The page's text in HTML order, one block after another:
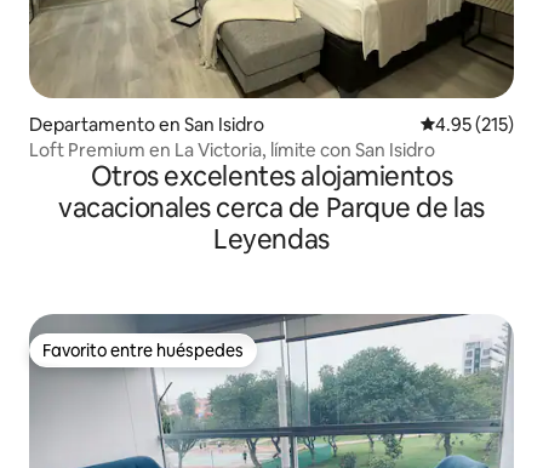
Departamento en San Isidro Calificación
4.95 (215)
Loft Premium en La Victoria, límite con San Isidro
Otros excelentes alojamientos
vacacionales cerca de Parque de las
Leyendas
Favorito entre huéspedes
Favorito entre huéspedes